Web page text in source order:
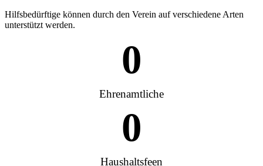
Hilfsbedürftige können durch den Verein auf verschiedene Arten
unterstützt werden.
0
Ehrenamtliche
0
Haushaltsfeen